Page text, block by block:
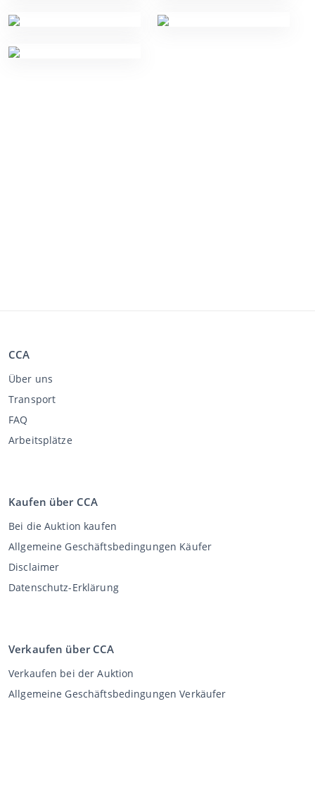
CCA
Über uns
Transport
FAQ
Arbeitsplätze
Kaufen über CCA
Bei die Auktion kaufen
Allgemeine Geschäftsbedingungen Käufer
Disclaimer
Datenschutz-Erklärung
Verkaufen über CCA
Verkaufen bei der Auktion
Allgemeine Geschäftsbedingungen Verkäufer